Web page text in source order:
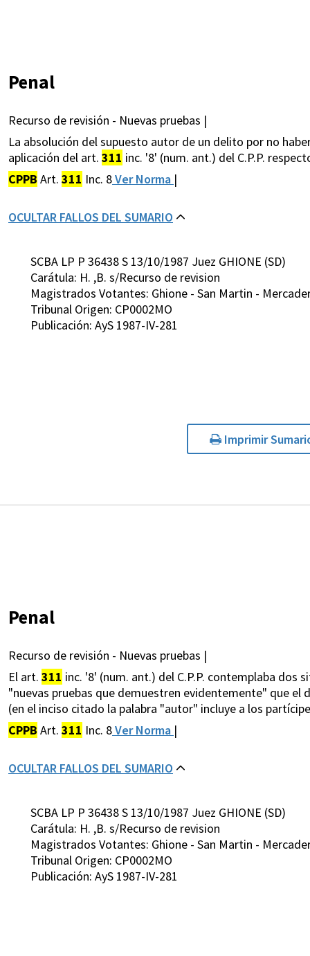
Penal
Recurso de revisión - Nuevas pruebas |
La absolución del supuesto autor de un delito por no
aplicación del art. 311 inc. '8' (num. ant.) del C.P.P.
CPPB Art. 311 Inc. 8Ver Norma |
OCULTAR FALLOS DEL SUMARIO
SCBA LP P 36438 S 13/10/1987 Juez GHIONE (SD)
Carátula: H. ,B. s/Recurso de revision
Magistrados Votantes: Ghione - San Martin -
Tribunal Origen: CP0002MO
Publicación: AyS 1987-IV-281
Imprimir
Penal
Recurso de revisión - Nuevas pruebas |
El art. 311 inc. '8' (num. ant.) del C.P.P. contemplaba dos
"nuevas pruebas que demuestren evidentemente" que
(en el inciso citado la palabra "autor" incluye a los
CPPB Art. 311 Inc. 8Ver Norma |
OCULTAR FALLOS DEL SUMARIO
SCBA LP P 36438 S 13/10/1987 Juez GHIONE (SD)
Carátula: H. ,B. s/Recurso de revision
Magistrados Votantes: Ghione - San Martin -
Tribunal Origen: CP0002MO
Publicación: AyS 1987-IV-281